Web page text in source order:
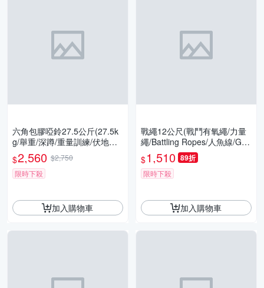
六角包膠啞鈴27.5公斤(27.5k
g/舉重/深蹲/重量訓練/伏地挺
身器/肌力訓練/二頭肌/胸肌/G
etSport)
$2,560 $2,750
限時下殺
加入購物車
戰繩12公尺(戰鬥有氧繩/力量
繩/Battling Ropes/人魚線/Get
Sport)
$1,510 89折
限時下殺
加入購物車